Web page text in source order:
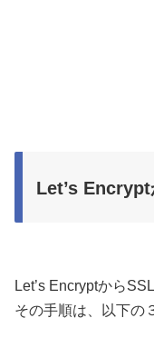
Let’s
Let’s Encryptから
その手順は、以下の